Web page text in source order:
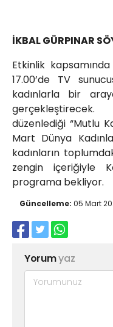
İKBAL GÜRPINAR
Etkinlik
17.00’de TV
kadınlarla bir
gerçekleştirecek.
düzenlediği “Mutlu
Mart Dünya
kadınların
zengin içeriğiyle
programa bekliyor.
Güncelleme: 05 Mart
Yorumyaz